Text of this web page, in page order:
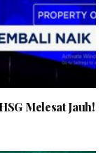
Melesat Jauh!